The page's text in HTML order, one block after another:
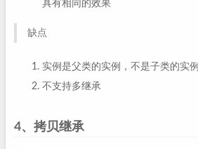
具有相同的效果
缺点
实例是父类的实例，不是子类的实例
不支持多继承
4、拷贝继承